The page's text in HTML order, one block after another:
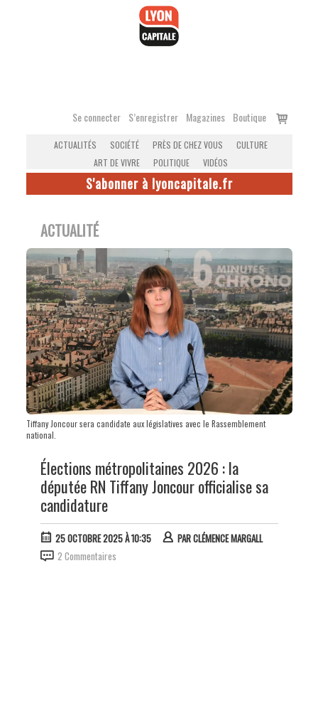
Se connecter S’enregistrer Magazines Boutique
Voir
ACTUALITÉS SOCIÉTÉ PRÈS DE CHEZ VOUS
CULTURE
ART DE VIVRE
POLITIQUE VIDÉOS
S'abonner à lyoncapitale.fr
ACTUALITÉ
Tiffany Joncour sera candidate aux législatives avec le Rassemblement
national.
Élections métropolitaines 2026 : la
députée RN Tiffany Joncour officialise sa
candidature
25 OCTOBRE 2025 À 10:35 PARCLÉMENCE MARGALL
2 Commentaires